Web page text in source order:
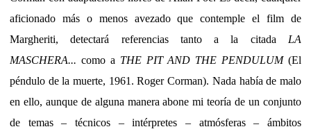
aficionado más o menos avezado que contemple el film de
Margheriti, detectará referencias tanto a la citada LA
MASCHERA... como a THE PIT AND THE PENDULUM(El
péndulo de la muerte, 1961. Roger Corman). Nada había de malo
en ello, aunque de alguna manera abone mi teoría de un conjunto
de temas – técnicos – intérpretes – atmósferas – ámbitos